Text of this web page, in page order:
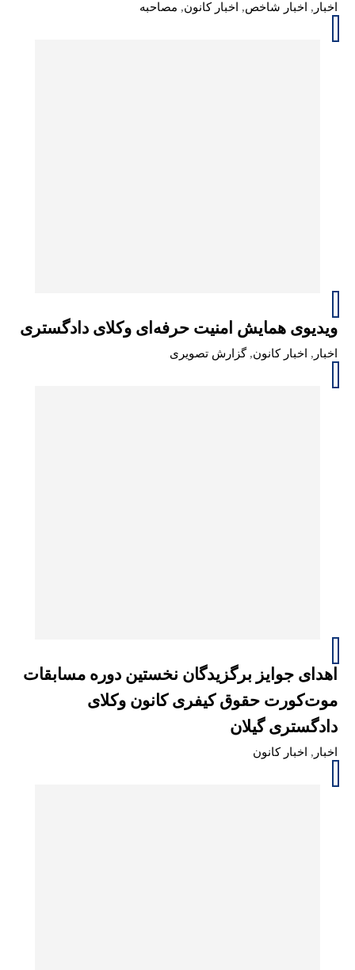
اخبار , اخبار شاخص, اخبار کانون, مصاحبه
ویدیوی همایش امنیت حرفه‌ای وکلای دادگستری
اخبار , اخبار کانون,گزارش تصویری
اهدای جوایز برگزیدگان نخستین دوره مسابقات
موت‌کورت حقوق کیفری کانون وکلای
دادگستری گیلان
اخبار , اخبار کانون